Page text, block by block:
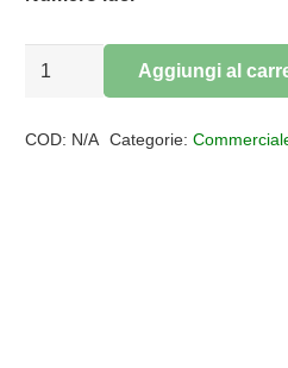
Sospensione
biemissione
Aggiungi al
COD: N/A Categorie: